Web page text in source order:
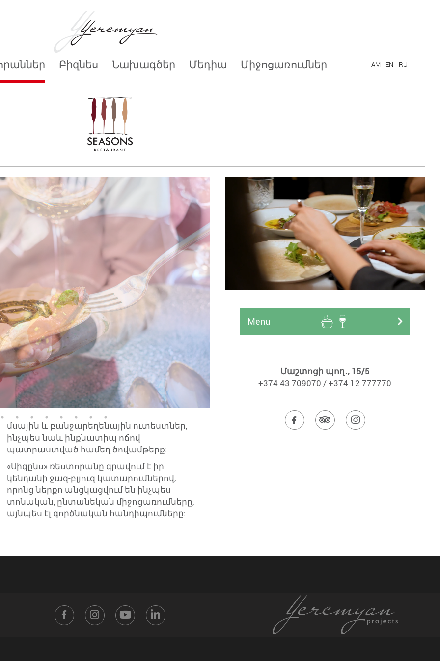
Բիզնես Նախագծեր Մեդիա Միջոցառումներ AM EN RU
պատրաստված համեղ ծովամթերք:
«Սիզընս» ռեստորանը գրավում է իր
կենդանի ջազ-բլյուզ կատարումներով,
որոնց ներքո անցկացվում են ինչպես
տոնական, ընտանեկան միջոցառումները,
այնպես էլ գործնական հանդիպումները:
Menu
Մաշտոցի պող․, 15/5
+374 43 709070 / +374 12 777770
Այցելեք
ֆեյսբուքյան
Այցելեք
Թրիփըդվայզերի
Այցելեք
Visit
Facebook
Visit
Instagram
Visit
YouTube
Visit
LinkedIn